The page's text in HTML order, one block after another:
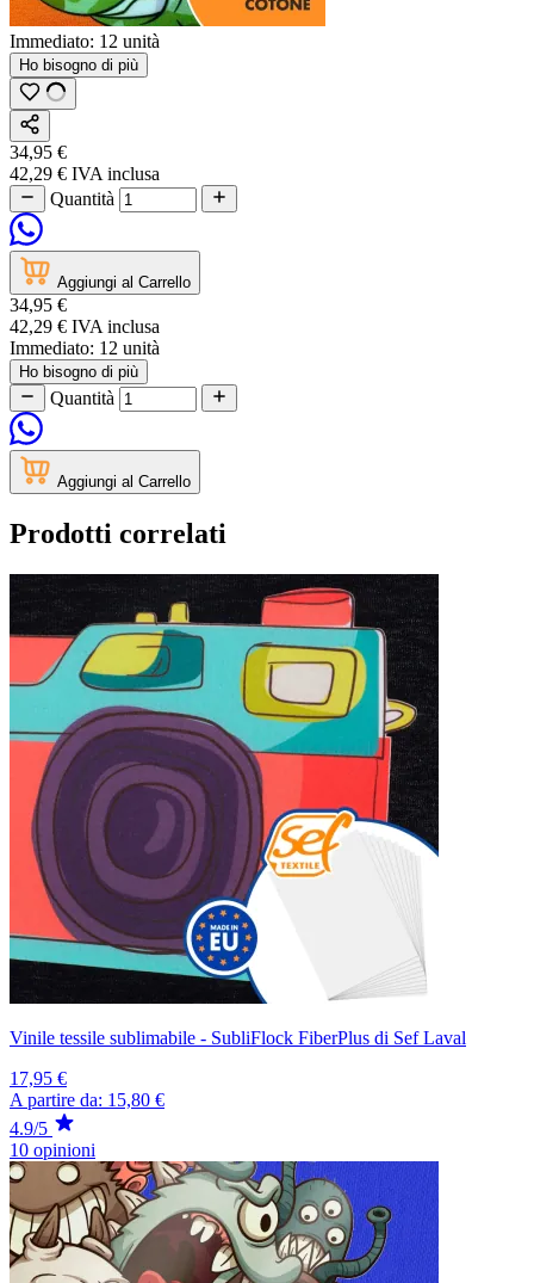
Immediato: 12 unità
Ho bisogno di più
34,95 €
42,29 € IVA inclusa
Quantità
Aggiungi al Carrello
34,95 €
42,29 € IVA inclusa
Immediato: 12 unità
Ho bisogno di più
Quantità
Aggiungi al Carrello
Prodotti correlati
Vinile tessile sublimabile - SubliFlock FiberPlus di Sef Laval
17,95 €
A partire da: 15,80 €
4.9/5
10 opinioni